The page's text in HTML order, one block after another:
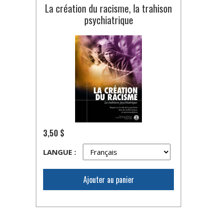
La création du racisme, la trahison
psychiatrique
3,50 $
LANGUE :
Ajouter au panier